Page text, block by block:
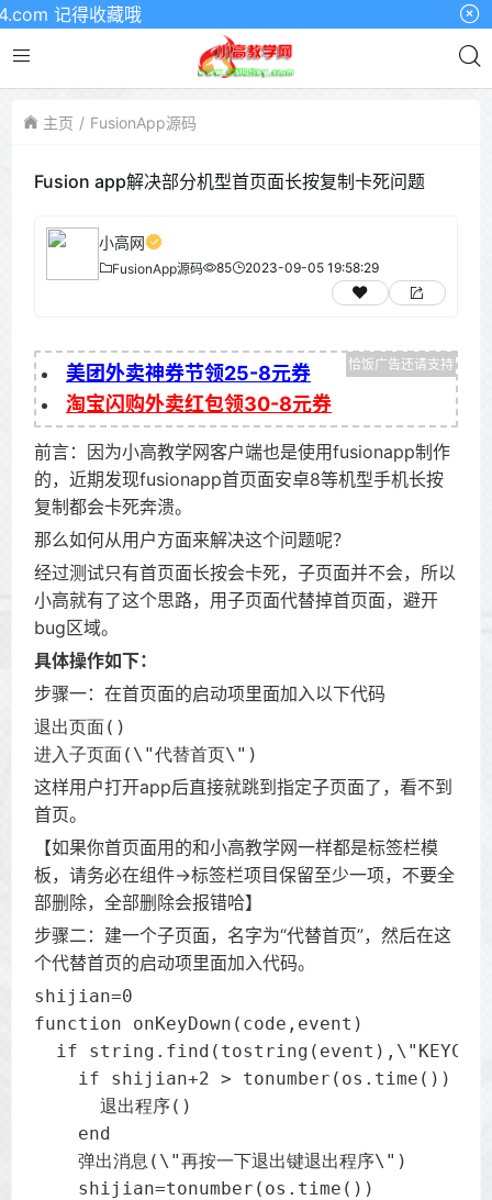
记得收藏哦
主页 FusionApp源码
Fusion app解决部分机型首页面长按复制卡死问题
小高网
FusionApp源码 85 2023-09-05 19:58:29
美团外卖神券节领25-8元券
淘宝闪购外卖红包领30-8元券
前言：因为小高教学网客户端也是使用fusionapp制作
的，近期发现fusionapp首页面安卓8等机型手机长按
复制都会卡死奔溃。
那么如何从用户方面来解决这个问题呢？
经过测试只有首页面长按会卡死，子页面并不会，所以
小高就有了这个思路，用子页面代替掉首页面，避开
bug区域。
具体操作如下：
步骤一：在首页面的启动项里面加入以下代码
退出页面()
进入子页面(\"代替首页\")
这样用户打开app后直接就跳到指定子页面了，看不到
首页。
【如果你首页面用的和小高教学网一样都是标签栏模
板，请务必在组件->标签栏项目保留至少一项，不要全
部删除，全部删除会报错哈】
步骤二：建一个子页面，名字为“代替首页”，然后在这
个代替首页的启动项里面加入代码。
shijian=0
function onKeyDown(code,event)
if
if shijian+2 > tonumber(os.time())
      退出程序()
    end
    弹出消息(\"再按一下退出键退出程序\")
    shijian=tonumber(os.time())